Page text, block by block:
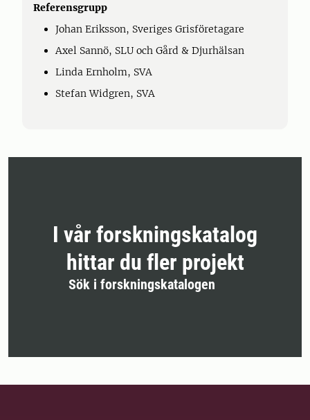
Referensgrupp
Johan Eriksson, Sveriges Grisföretagare
Axel Sannö, SLU och Gård & Djurhälsan
Linda Ernholm, SVA
Stefan Widgren, SVA
I vår forskningskatalog
hittar du fler projekt
Sök i forskningskatalogen